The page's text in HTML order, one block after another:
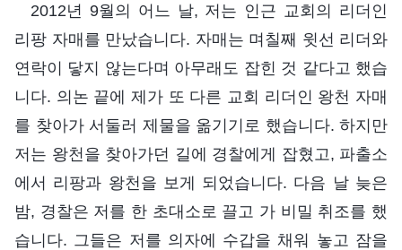
2012년 9월의 어느 날, 저는 인근 교회의 리더인
리팡 자매를 만났습니다. 자매는 며칠째 윗선 리더와
연락이 닿지 않는다며 아무래도 잡힌 것 같다고 했습
니다. 의논 끝에 제가 또 다른 교회 리더인 왕천 자매
를 찾아가 서둘러 제물을 옮기기로 했습니다. 하지만
저는 왕천을 찾아가던 길에 경찰에게 잡혔고, 파출소
에서 리팡과 왕천을 보게 되었습니다. 다음 날 늦은
밤, 경찰은 저를 한 초대소로 끌고 가 비밀 취조를 했
습니다. 그들은 저를 의자에 수갑을 채워 놓고 잠을